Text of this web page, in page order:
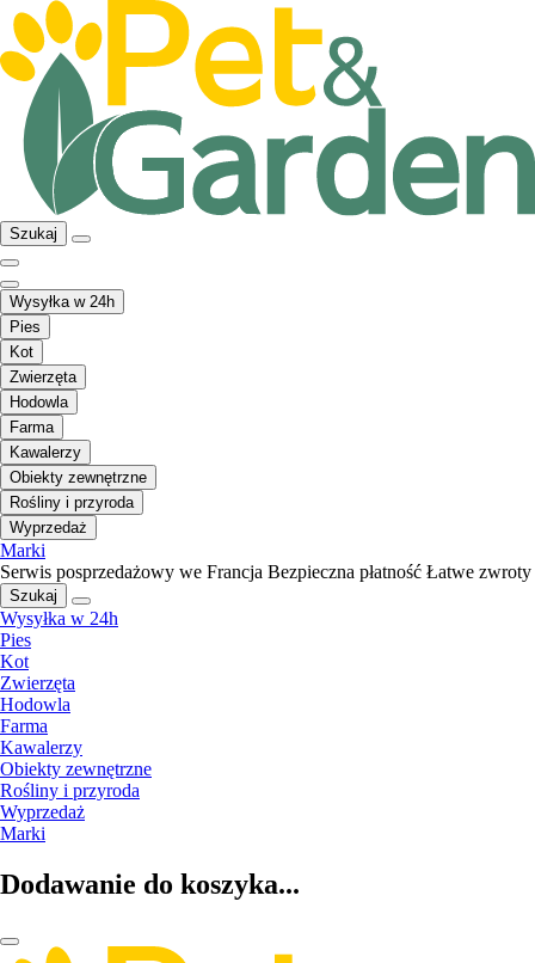
Szukaj
Wysyłka w 24h
Pies
Kot
Zwierzęta
Hodowla
Farma
Kawalerzy
Obiekty zewnętrzne
Rośliny i przyroda
Wyprzedaż
Marki
Serwis posprzedażowy we Francja Bezpieczna płatność Łatwe zwroty
Szukaj
Wysyłka w 24h
Pies
Kot
Zwierzęta
Hodowla
Farma
Kawalerzy
Obiekty zewnętrzne
Rośliny i przyroda
Wyprzedaż
Marki
Dodawanie do koszyka...